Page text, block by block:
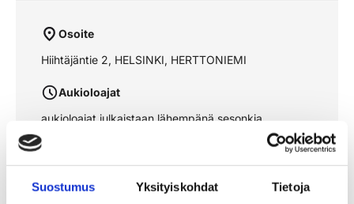
Suostumus Yksityiskohdat Tietoja
Osoite
Hiihtäjäntie 2, HELSINKI, HERTTONIEMI
Aukioloajat
aukioloajat julkaistaan lähempänä sesonkia
Katso reitti kartalta